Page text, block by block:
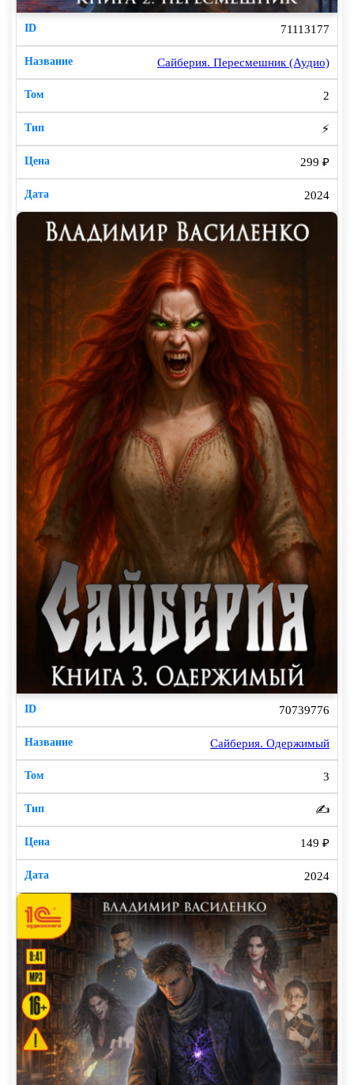
71113177
Сайберия. Пересмешник (Аудио)
2
⚡
299 ₽
2024
70739776
Сайберия. Одержимый
3
✍️
149 ₽
2024